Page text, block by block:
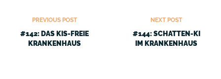
PREVIOUS POST
#142: DAS KIS-FREIE
KRANKENHAUS
NEXT POST
#144: SCHATTEN-KI
IM KRANKENHAUS